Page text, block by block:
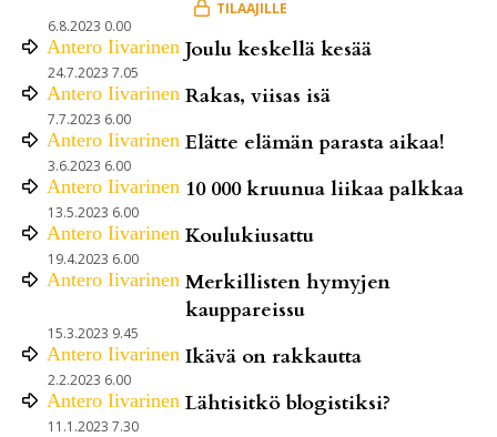
6.8.2023 0.00
Antero Iivarinen Joulu keskellä kesää
24.7.2023 7.05
Antero Iivarinen Rakas, viisas isä
7.7.2023 6.00
Antero Iivarinen Elätte elämän parasta aikaa!
3.6.2023 6.00
Antero Iivarinen 10 000 kruunua liikaa palkkaa
13.5.2023 6.00
Antero Iivarinen Koulukiusattu
19.4.2023 6.00
Antero Iivarinen Merkillisten hymyjen
kauppareissu
15.3.2023 9.45
Antero Iivarinen Ikävä on rakkautta
2.2.2023 6.00
Antero Iivarinen Lähtisitkö blogistiksi?
11.1.2023 7.30